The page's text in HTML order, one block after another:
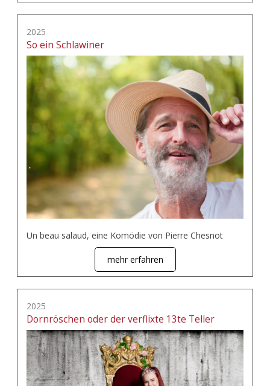
2025
So ein Schlawiner
Un beau salaud, eine Komödie von Pierre Chesnot
mehr erfahren
2025
Dornröschen oder der verflixte 13te Teller